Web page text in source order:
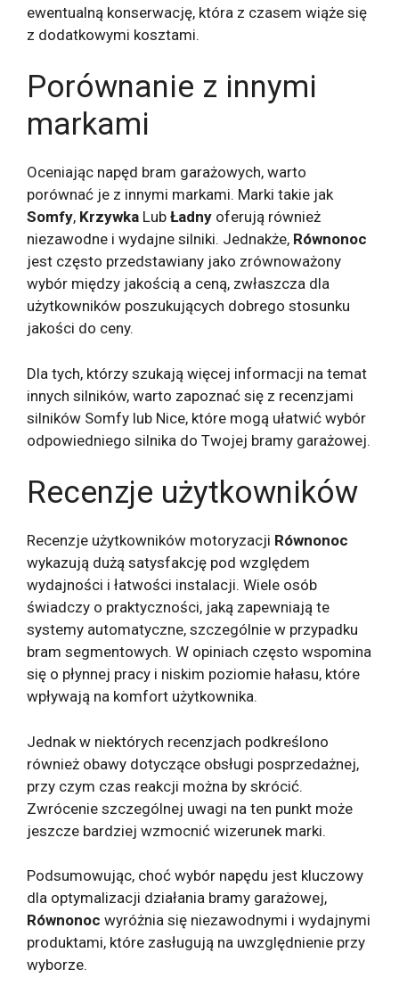
ewentualną konserwację, która z czasem wiąże się
z dodatkowymi kosztami.
Porównanie z innymi
markami
Oceniając napęd bram garażowych, warto
porównać je z innymi markami. Marki takie jak
Somfy, Krzywka Lub Ładny oferują również
niezawodne i wydajne silniki. Jednakże, Równonoc
jest często przedstawiany jako zrównoważony
wybór między jakością a ceną, zwłaszcza dla
użytkowników poszukujących dobrego stosunku
jakości do ceny.
Dla tych, którzy szukają więcej informacji na temat
innych silników, warto zapoznać się z recenzjami
silników Somfy lub Nice, które mogą ułatwić wybór
odpowiedniego silnika do Twojej bramy garażowej.
Recenzje użytkowników
Recenzje użytkowników motoryzacji Równonoc
wykazują dużą satysfakcję pod względem
wydajności i łatwości instalacji. Wiele osób
świadczy o praktyczności, jaką zapewniają te
systemy automatyczne, szczególnie w przypadku
bram segmentowych. W opiniach często wspomina
się o płynnej pracy i niskim poziomie hałasu, które
wpływają na komfort użytkownika.
Jednak w niektórych recenzjach podkreślono
również obawy dotyczące obsługi posprzedażnej,
przy czym czas reakcji można by skrócić.
Zwrócenie szczególnej uwagi na ten punkt może
jeszcze bardziej wzmocnić wizerunek marki.
Podsumowując, choć wybór napędu jest kluczowy
dla optymalizacji działania bramy garażowej,
Równonoc wyróżnia się niezawodnymi i wydajnymi
produktami, które zasługują na uwzględnienie przy
wyborze.